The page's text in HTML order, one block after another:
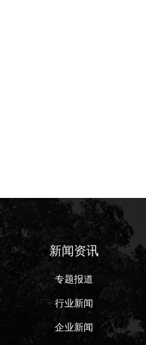
新闻资讯
专题报道
行业新闻
企业新闻